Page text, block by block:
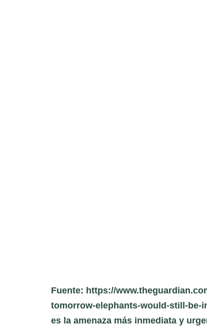
Fuente: https://
tomorrow-elephants-would-still-be-
es la amenaza más inmediata y